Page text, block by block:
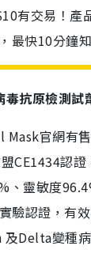
有交易！產
最快10分鐘
毒抗原檢測試
Mask官網有
CE1434認證
、靈敏度
驗認證，有
Delta變種